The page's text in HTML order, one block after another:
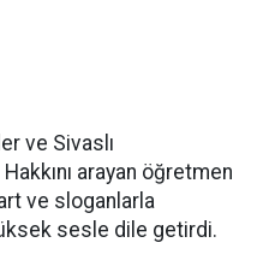
ve Sivaslı
arayan öğretmen
ve sloganlarla
sesle dile getirdi.